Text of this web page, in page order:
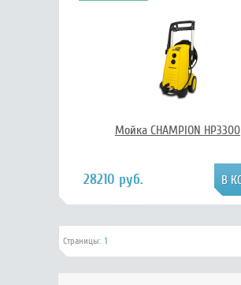
Мойка CHAMPION HP3300
28210 руб.
Страницы: 1